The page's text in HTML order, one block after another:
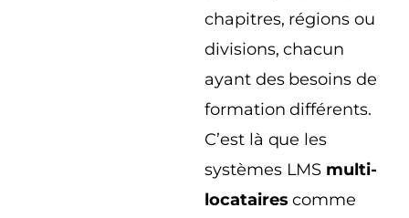
chapitres, régions ou
divisions, chacun
ayant des besoins de
formation différents.
C’est là que les
systèmes LMS multi-
locataires comme